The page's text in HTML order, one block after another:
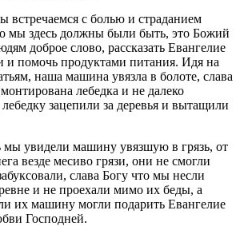
встречаемся с болью и страданием
мы здесь должны были быть, это Божий
доброе слово, рассказать Евангелие
и помочь продуктами питания. Идя на
наша машина увязла в болоте, слава
лебедка и не далеко
зацепили за деревья и вытащили
мы увидели машину увязшую в грязь, от
везде месиво грязи, они не смогли
слава Богу что мы несли
и не проехали мимо их беды, а
их машину могли подарить Евангелие
Господней.